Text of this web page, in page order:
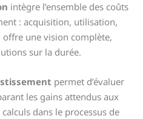
intègre l’ensemble des coûts
: acquisition, utilisation,
une vision complète,
sur la durée.
permet d’évaluer
les gains attendus aux
dans le processus de